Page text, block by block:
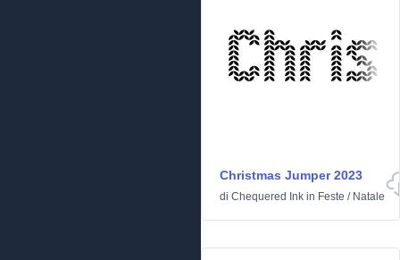
Christmas Jumper 2023
di Chequered Ink in Feste / Natale